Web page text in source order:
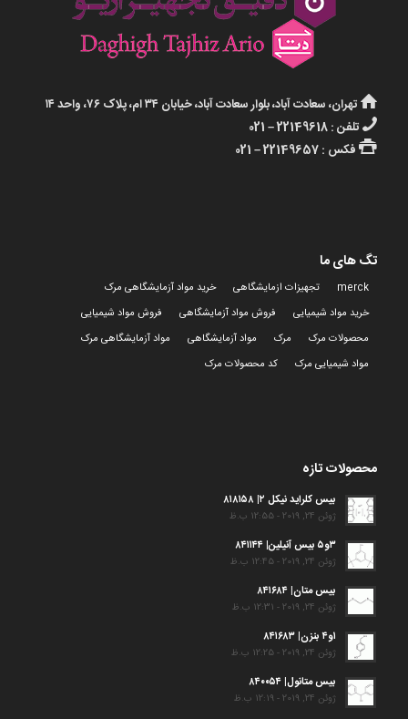
تهران، سعادت آباد، بلوار سعادت آباد، خیابان ۳۴ ام، پلاک ۷۶، واحد ۱۴
تلفن : 22149618 – 021
فکس : 22149657 – 021
تگ های ما
merck تجهیزات ازمایشگاهی
خرید مواد آزمایشگاهی مرک
خرید مواد شیمیایی
فروش مواد آزمایشگاهی
فروش مواد شیمیایی
محصولات مرک
مرک مواد آزمایشگاهی
مواد آزمایشگاهی مرک
مواد شیمیایی مرک
کد محصولات مرک
محصولات تازه
بیس کلراید نیکل ۲| ۸۱۸۱۵۸
ژوئن 24, 2019 - 12:55 ب.ظ
۳و۵ بیس آنیلین| ۸۴۱۱۴۴
ژوئن 24, 2019 - 12:45 ب.ظ
بیس متان| ۸۴۱۶۸۴
ژوئن 24, 2019 - 12:31 ب.ظ
۱و۴ بنزن| ۸۴۱۶۸۳
ژوئن 24, 2019 - 12:25 ب.ظ
بیس متانول| ۸۴۰۰۵۴
ژوئن 24, 2019 - 12:19 ب.ظ